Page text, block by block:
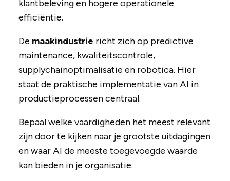
klantbeleving en hogere operationele
efficiëntie.
De maakindustrie richt zich op predictive
maintenance, kwaliteitscontrole,
supplychainoptimalisatie en robotica. Hier
staat de praktische implementatie van AI in
productieprocessen centraal.
Bepaal welke vaardigheden het meest relevant
zijn door te kijken naar je grootste uitdagingen
en waar AI de meeste toegevoegde waarde
kan bieden in je organisatie.